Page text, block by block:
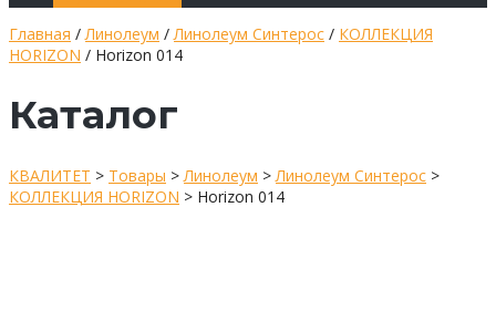
Главная /Линолеум /Линолеум Синтерос / КОЛЛЕКЦИЯ
HORIZON / Horizon 014
Каталог
КВАЛИТЕТ > Товары >Линолеум >Линолеум Синтерос >
КОЛЛЕКЦИЯ HORIZON > Horizon 014